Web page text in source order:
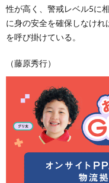
性が高く、警戒レベル5に
に身の安全を確保しなけ
を呼び掛けている。
（藤原秀行）